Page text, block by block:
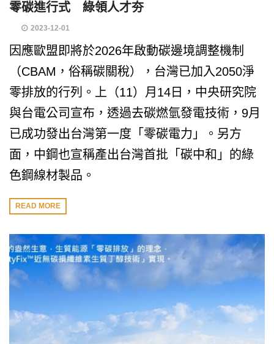
零碳進行式 綠領人才夯
2023-12-01
因應歐盟即將於2026年啟動碳邊境調整機制
（CBAM，俗稱碳關稅），台灣已加入2050淨
零排放的行列。上（11）月14日，中央研究院
與台電公司宣布，透過去碳燃氫發電技術，9月
已成功發出台灣第一度「零碳電力」。另方
面，中鋼也宣稱產出台灣首批「碳中和」的綠
色鋼線材製品。
READ MORE